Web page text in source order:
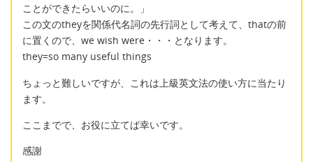
ことができたらいいのに。」
この文のtheyを関係代名詞の先行詞として考えて、thatの前
に置くので、we wish were・・・となります。
they=so many useful things
ちょっと難しいですが、これは上級英文法の使い方に当たり
ます。
ここまでで、お役に立てば幸いです。
感謝